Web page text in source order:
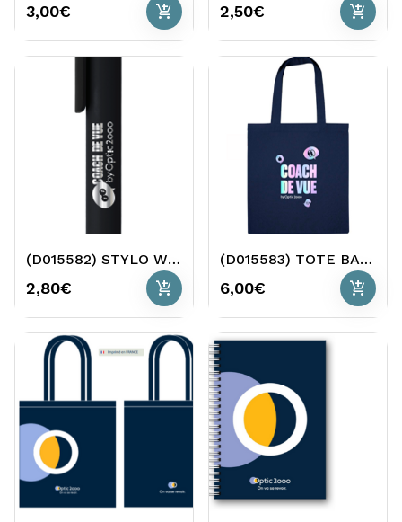
3,00€ add_shopping_cart 2,50€ add_shopping_cart
(D015582) STYLO WELCOME PACK O2
2,80€ add_shopping_cart
(D015583) TOTE BAG WELCOME PACK O2
6,00€ add_shopping_cart